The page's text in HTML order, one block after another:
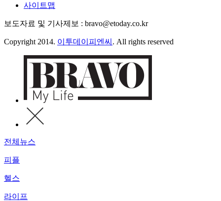
사이트맵
보도자료 및 기사제보 : bravo@etoday.co.kr
Copyright 2014. 이투데이피엔씨 . All rights reserved
전체뉴스
피플
헬스
라이프